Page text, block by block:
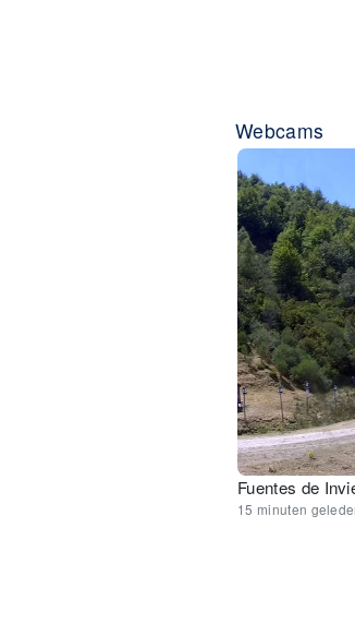
Webcams
Fuentes de
15 minuten